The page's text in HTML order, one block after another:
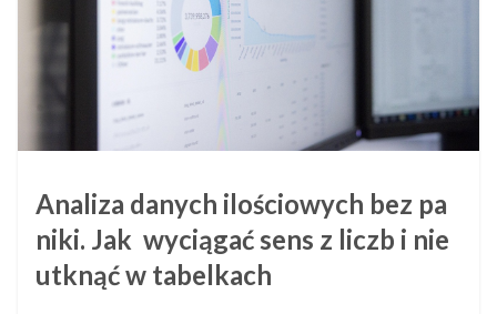
Analiza danych ilościowych bez pa
niki. Jak wyciągać sens z liczb i nie
utknąć w tabelkach